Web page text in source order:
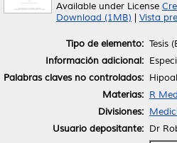
Available under License
Download (1MB)
Vista
Tipo de elemento: Tesis
Información adicional:
Palabras claves no controlados:
Materias: R
Divisiones:
Usuario depositante: Dr